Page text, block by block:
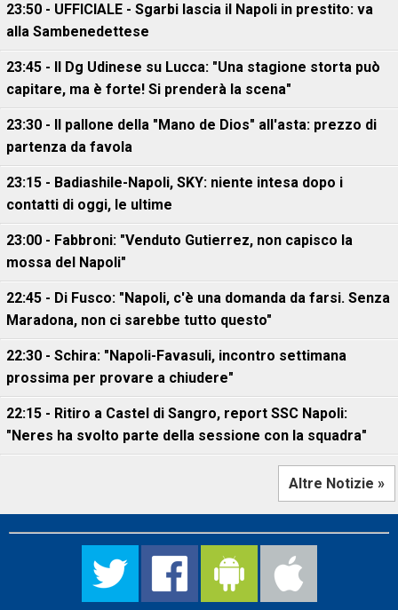
23:50 - UFFICIALE - Sgarbi lascia il Napoli in prestito: va
alla Sambenedettese
23:45 - Il Dg Udinese su Lucca: "Una stagione storta può
capitare, ma è forte! Si prenderà la scena"
23:30 - Il pallone della "Mano de Dios" all'asta: prezzo di
partenza da favola
23:15 - Badiashile-Napoli, SKY: niente intesa dopo i
contatti di oggi, le ultime
23:00 - Fabbroni: "Venduto Gutierrez, non capisco la
mossa del Napoli"
22:45 - Di Fusco: "Napoli, c'è una domanda da farsi. Senza
Maradona, non ci sarebbe tutto questo"
22:30 - Schira: "Napoli-Favasuli, incontro settimana
prossima per provare a chiudere"
22:15 - Ritiro a Castel di Sangro, report SSC Napoli:
"Neres ha svolto parte della sessione con la squadra"
Altre Notizie »